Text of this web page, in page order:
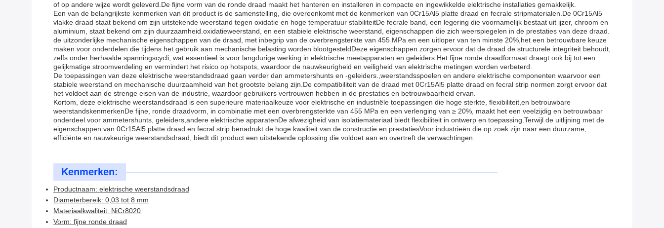
of op andere wijze wordt geleverd.De fijne vorm van de ronde draad maakt het hanteren en installeren in compacte en ingewikkelde elektrische installaties gemakkelijk.
Een van de belangrijkste kenmerken van dit product is de samenstelling, die overeenkomt met de kenmerken van 0Cr15Al5 platte draad en fecrale stripmaterialen.De 0Cr15Al5
vlakke draad staat bekend om zijn uitstekende weerstand tegen oxidatie en hoge temperatuur stabiliteitDe fecrale band, een legering die voornamelijk bestaat uit ijzer, chroom en
aluminium, staat bekend om zijn duurzaamheid.oxidatieweerstand, en een stabiele elektrische weerstand, eigenschappen die zich weerspiegelen in de prestaties van deze draad.
de uitzonderlijke mechanische eigenschappen van de draad, met inbegrip van de overbrengsterkte van 455 MPa en een uitloper van ten minste 20%,het een betrouwbare keuze
maken voor onderdelen die tijdens het gebruik aan mechanische belasting worden blootgesteldDeze eigenschappen zorgen ervoor dat de draad de structurele integriteit behoudt,
zelfs onder herhaalde spanningscycli, wat essentieel is voor langdurige werking in elektrische meetapparaten en geleiders.Het fijne ronde draadformaat draagt ook bij tot een
gelijkmatige stroomverdeling en vermindert het risico op hotspots, waardoor de nauwkeurigheid en veiligheid van elektrische metingen worden verbeterd.
De toepassingen van deze elektrische weerstandsdraad gaan verder dan ammetershunts en -geleiders.,weerstandsspoelen en andere elektrische componenten waarvoor een
stabiele weerstand en mechanische duurzaamheid van het grootste belang zijn.De compatibiliteit van de draad met 0Cr15Al5 platte draad en fecral strip normen zorgt ervoor dat
het voldoet aan de strenge eisen van de industrie, waardoor gebruikers vertrouwen hebben in de prestaties en betrouwbaarheid ervan.
Kortom, deze elektrische weerstandsdraad is een superieure materiaalkeuze voor elektrische en industriële toepassingen die hoge sterkte, flexibiliteit,en betrouwbare
weerstandskenmerkenDe fijne, ronde draadvorm, in combinatie met een overbrengsterkte van 455 MPa en een verlenging van ≥ 20%, maakt het een veelzijdig en betrouwbaar
onderdeel voor ammetershunts, geleiders,andere elektrische apparatenDe afwezigheid van isolatiemateriaal biedt flexibiliteit in ontwerp en toepassing.Terwijl de uitlijning met de
eigenschappen van 0Cr15Al5 platte draad en fecral strip benadrukt de hoge kwaliteit van de constructie en prestatiesVoor industrieën die op zoek zijn naar een duurzame,
efficiënte en nauwkeurige weerstandsdraad, biedt dit product een uitstekende oplossing die voldoet aan en overtreft de verwachtingen.
Kenmerken:
Productnaam: elektrische weerstandsdraad
Diameterbereik: 0,03 tot 8 mm
Materiaalkwaliteit: NiCr8020
Vorm: fijne ronde draad